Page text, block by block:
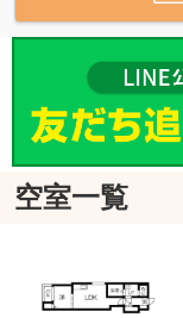
空室一覧